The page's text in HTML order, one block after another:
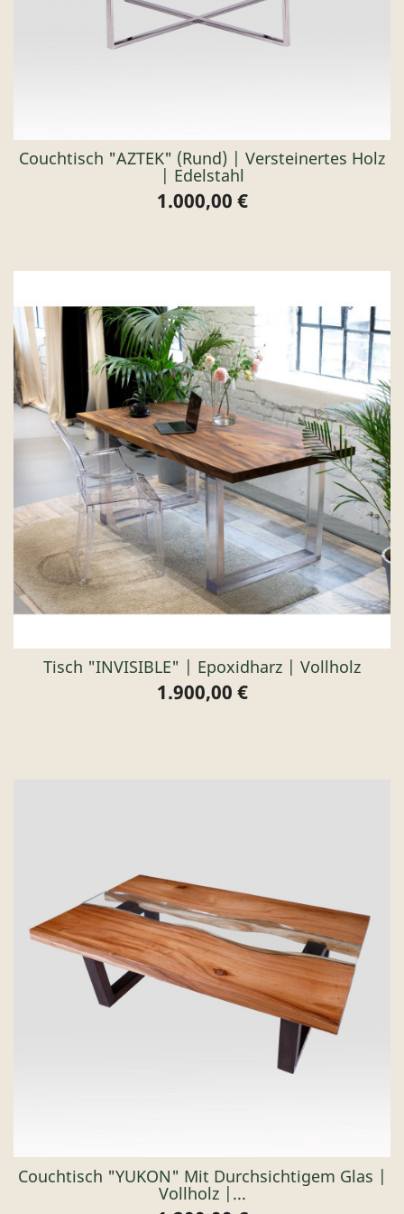
Couchtisch "AZTEK" (rund) | Versteinertes Holz
| Edelstahl
Preis
1.000,00 €
Tisch "INVISIBLE" | Epoxidharz | Vollholz
Preis
1.900,00 €
Couchtisch "YUKON" Mit Durchsichtigem Glas |
Vollholz |...